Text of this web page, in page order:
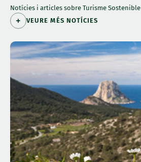
Notícies i articles sobre Turisme Sostenible
VEURE MÉS NOTÍCIES